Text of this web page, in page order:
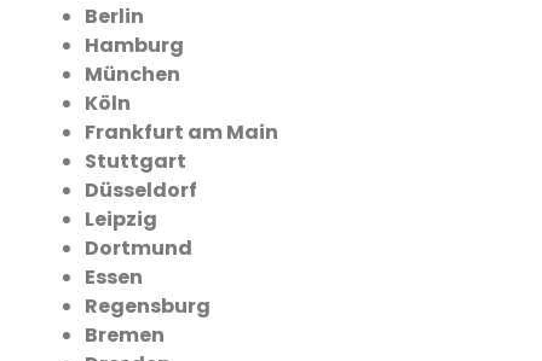
Berlin
Hamburg
München
Köln
Frankfurt am Main
Stuttgart
Düsseldorf
Leipzig
Dortmund
Essen
Regensburg
Bremen